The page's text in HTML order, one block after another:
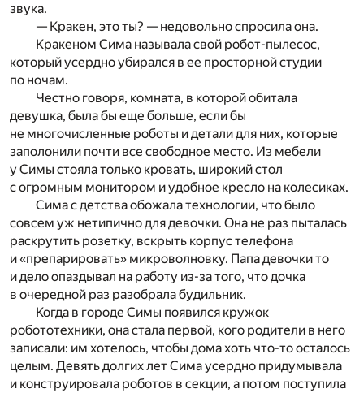
звука.
— Кракен, это ты? — недовольно спросила она.
Кракеном Сима называла свой робот-пылесос,
который усердно убирался в ее просторной студии
по ночам.
Честно говоря, комната, в которой обитала
девушка, была бы еще больше, если бы
не многочисленные роботы и детали для них, которые
заполонили почти все свободное место. Из мебели
у Симы стояла только кровать, широкий стол
с огромным монитором и удобное кресло на колесиках.
Сима с детства обожала технологии, что было
совсем уж нетипично для девочки. Она не раз пыталась
раскрутить розетку, вскрыть корпус телефона
и «препарировать» микроволновку. Папа девочки то
и дело опаздывал на работу из-за того, что дочка
в очередной раз разобрала будильник.
Когда в городе Симы появился кружок
робототехники, она стала первой, кого родители в него
записали: им хотелось, чтобы дома хоть что-то осталось
целым. Девять долгих лет Сима усердно придумывала
и конструировала роботов в секции, а потом поступила